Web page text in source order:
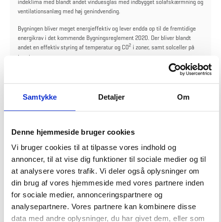
Samtykke Detaljer Om
Denne hjemmeside bruger cookies
Vi bruger cookies til at tilpasse vores indhold og
annoncer, til at vise dig funktioner til sociale medier og til
at analysere vores trafik. Vi deler også oplysninger om
din brug af vores hjemmeside med vores partnere inden
for sociale medier, annonceringspartnere og
analysepartnere. Vores partnere kan kombinere disse
data med andre oplysninger, du har givet dem, eller som
indeklima med blandt andet vinduesglas med indbygget solafskærmning og
ventilationsanlæg med høj genindvending.
Bygningen bliver meget energieffektiv og lever endda op til de fremtidige
energikrav i det kommende Bygningsreglement 2020. Der bliver blandt
andet en effektiv styring af temperatur og CO2 i zoner, samt solceller på
taget.
Facaden bliver også helt speciel og begrønnet med en lang række planter.
Planterne, der skal pryde facaden, er nøje udvalgt. Blomstringen kommer
til at følge årets gang, når planterne først er groet til. Det kan godt tage lidt
tid.
blandt andet også har lavet et vægmaleri i kronprinsparrets palæ på
Amalienborg. På politistationen i Næstved kommer udsmykningen til at
være i trappetårnet, hvor den kan opleves af flest mulige
Udover nybygningen gennemføres der også en delvis ombygning af
undersøgelsesgaragen og den eksisterende politistation, ligesom der bliver
indrettet et DNA-rum og etableres flere P-pladser. I alt koster
byggeprojektet ca. 50 mio. kr.